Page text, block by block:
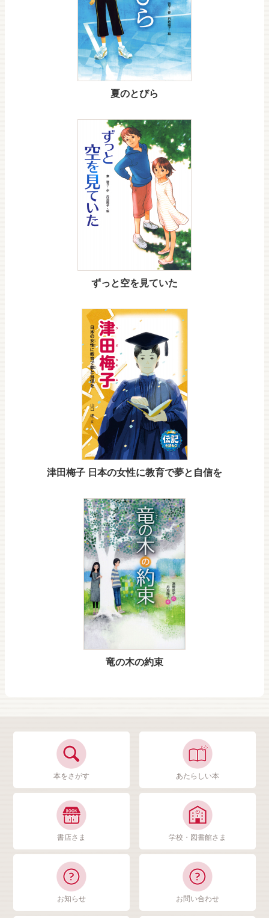
夏のとびら
ずっと空を見ていた
津田梅子 日本の女性に教育で夢と自信を
竜の木の約束
本をさがす あたらしい本
書店さま 学校・図書館さま
お知らせ お問い合わせ